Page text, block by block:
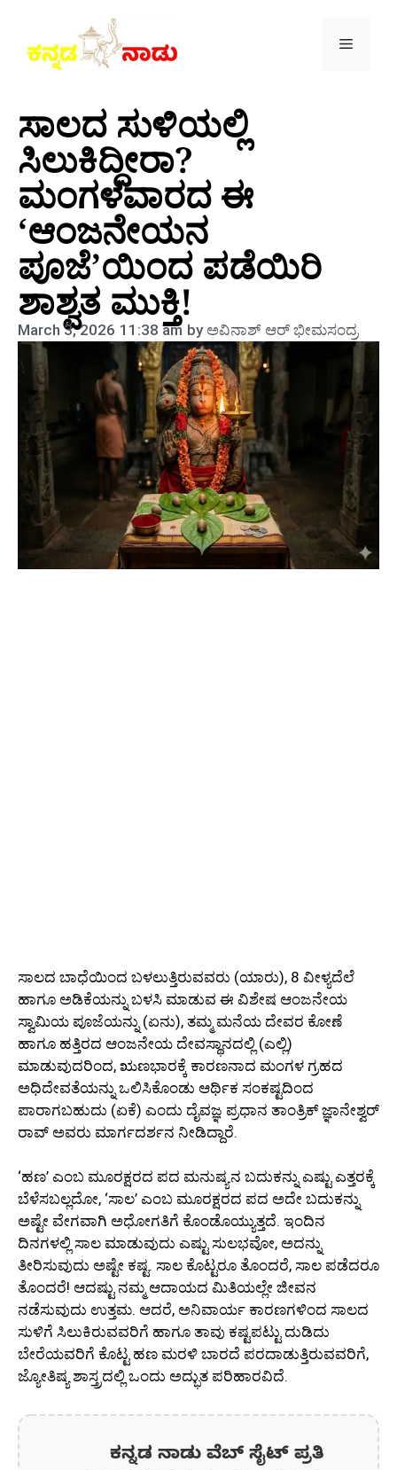
ಸಾಲದ ಸುಳಿಯಲ್ಲಿ
ಸಿಲುಕಿದ್ದೀರಾ?
ಮಂಗಳವಾರದ ಈ
‘ಆಂಜನೇಯನ
ಪೂಜೆ’ಯಿಂದ ಪಡೆಯಿರಿ
ಶಾಶ್ವತ ಮುಕ್ತಿ!
March 3, 2026 11:38 am byಅವಿನಾಶ್‌ ಆರ್‌ ಭೀಮಸಂದ್ರ
ಸಾಲದ ಬಾಧೆಯಿಂದ ಬಳಲುತ್ತಿರುವವರು (ಯಾರು), 8 ವೀಳ್ಯದೆಲೆ
ಹಾಗೂ ಅಡಿಕೆಯನ್ನು ಬಳಸಿ ಮಾಡುವ ಈ ವಿಶೇಷ ಆಂಜನೇಯ
ಸ್ವಾಮಿಯ ಪೂಜೆಯನ್ನು (ಏನು), ತಮ್ಮ ಮನೆಯ ದೇವರ ಕೋಣೆ
ಹಾಗೂ ಹತ್ತಿರದ ಆಂಜನೇಯ ದೇವಸ್ಥಾನದಲ್ಲಿ (ಎಲ್ಲಿ)
ಮಾಡುವುದರಿಂದ, ಋಣಭಾರಕ್ಕೆ ಕಾರಣನಾದ ಮಂಗಳ ಗ್ರಹದ
ಅಧಿದೇವತೆಯನ್ನು ಒಲಿಸಿಕೊಂಡು ಆರ್ಥಿಕ ಸಂಕಷ್ಟದಿಂದ
ಪಾರಾಗಬಹುದು (ಏಕೆ) ಎಂದು ದೈವಜ್ಞ ಪ್ರಧಾನ ತಾಂತ್ರಿಕ್ ಜ್ಞಾನೇಶ್ವರ್
ರಾವ್ ಅವರು ಮಾರ್ಗದರ್ಶನ ನೀಡಿದ್ದಾರೆ.
‘ಹಣ’ ಎಂಬ ಮೂರಕ್ಷರದ ಪದ ಮನುಷ್ಯನ ಬದುಕನ್ನು ಎಷ್ಟು ಎತ್ತರಕ್ಕೆ
ಬೆಳೆಸಬಲ್ಲದೋ, ‘ಸಾಲ’ ಎಂಬ ಮೂರಕ್ಷರದ ಪದ ಅದೇ ಬದುಕನ್ನು
ಅಷ್ಟೇ ವೇಗವಾಗಿ ಅಧೋಗತಿಗೆ ಕೊಂಡೊಯ್ಯುತ್ತದೆ. ಇಂದಿನ
ದಿನಗಳಲ್ಲಿ ಸಾಲ ಮಾಡುವುದು ಎಷ್ಟು ಸುಲಭವೋ, ಅದನ್ನು
ತೀರಿಸುವುದು ಅಷ್ಟೇ ಕಷ್ಟ. ಸಾಲ ಕೊಟ್ಟರೂ ತೊಂದರೆ, ಸಾಲ ಪಡೆದರೂ
ತೊಂದರೆ! ಆದಷ್ಟು ನಮ್ಮ ಆದಾಯದ ಮಿತಿಯಲ್ಲೇ ಜೀವನ
ನಡೆಸುವುದು ಉತ್ತಮ. ಆದರೆ, ಅನಿವಾರ್ಯ ಕಾರಣಗಳಿಂದ ಸಾಲದ
ಸುಳಿಗೆ ಸಿಲುಕಿರುವವರಿಗೆ ಹಾಗೂ ತಾವು ಕಷ್ಟಪಟ್ಟು ದುಡಿದು
ಬೇರೆಯವರಿಗೆ ಕೊಟ್ಟ ಹಣ ಮರಳಿ ಬಾರದೆ ಪರದಾಡುತ್ತಿರುವವರಿಗೆ,
ಜ್ಯೋತಿಷ್ಯ ಶಾಸ್ತ್ರದಲ್ಲಿ ಒಂದು ಅದ್ಭುತ ಪರಿಹಾರವಿದೆ.
ಕನ್ನಡ ನಾಡು ವೆಬ್ ಸೈಟ್ ಪ್ರತಿ